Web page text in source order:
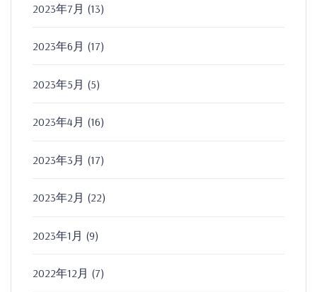
2023年7月 (13)
2023年6月 (17)
2023年5月 (5)
2023年4月 (16)
2023年3月 (17)
2023年2月 (22)
2023年1月 (9)
2022年12月 (7)